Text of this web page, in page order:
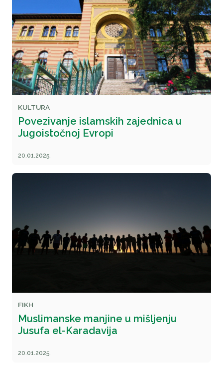
KULTURA
Povezivanje islamskih zajednica u
Jugoistočnoj Evropi
20.01.2025.
FIKH
Muslimanske manjine u mišljenju
Jusufa el-Karadavija
20.01.2025.